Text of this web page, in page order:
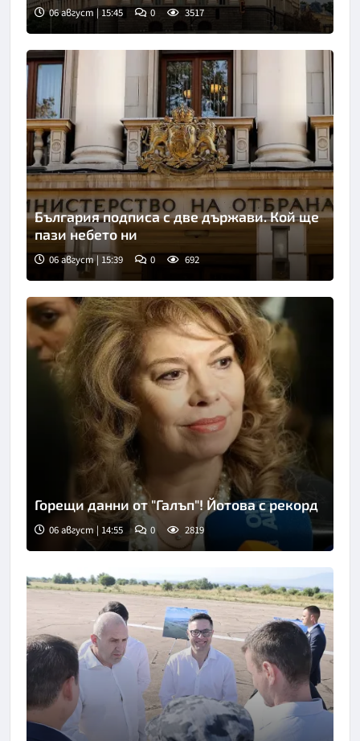
06 август | 15:45 0 3517
България подписа с две държави. Кой ще
пази небето ни
06 август | 15:39 0 692
Снимка: БГНЕС
Горещи данни от "Галъп"! Йотова с рекорд
06 август | 14:55 0 2819